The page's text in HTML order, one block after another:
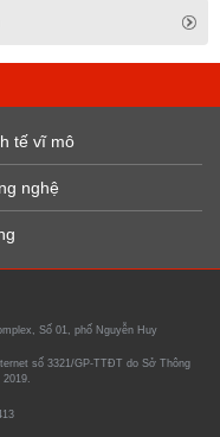
tế vĩ mô
nghệ
Số 01, phố Nguyễn Huy
số 3321/GP-TTĐT do Sở Thông